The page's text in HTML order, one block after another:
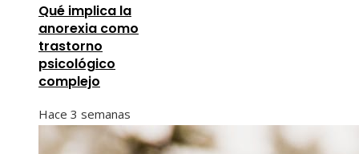
Qué implica la
anorexia como
trastorno
psicológico
complejo
Hace 3 semanas